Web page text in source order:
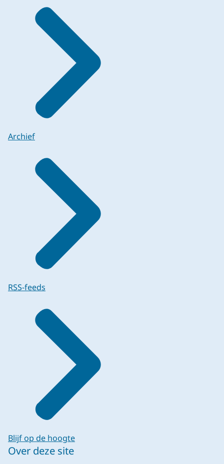
Archief
RSS-feeds
Blijf op de hoogte
Over deze site